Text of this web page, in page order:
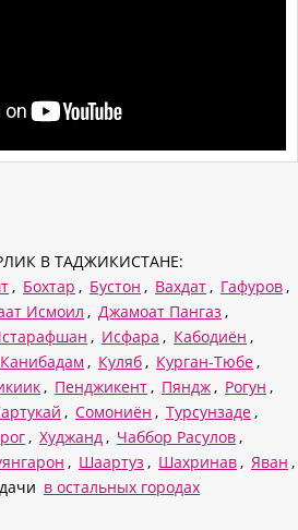
В ТАДЖИКИСТАНЕ:
, Бохтар , Бустон , Вахдат , Гафуров ,
Исмоил , Джамоат Пангаз ,
, Исфара , Кабодиён ,
Канибадам , Куляб , Курган-Тюбе ,
, Пенджикент , Пяндж , Рогун ,
, Сомониён , Турсунзаде ,
, Худжанд , Чаббор Расулов ,
, Шаартуз , Шахринав , Яван ,
в остальных городах